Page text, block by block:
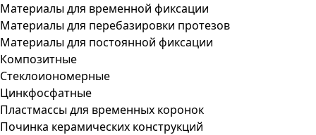
Материалы для временной фиксации
Материалы для перебазировки протезов
Материалы для постоянной фиксации
Композитные
Стеклоиономерные
Цинкфосфатные
Пластмассы для временных коронок
Починка керамических конструкций